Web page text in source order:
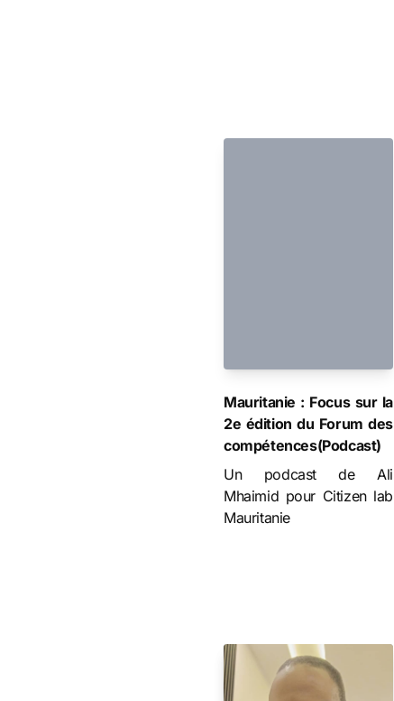
Mauritanie : Focus sur la
2e édition du Forum des
compétences(Podcast)
Un podcast de Ali
Mhaimid pour Citizen lab
Mauritanie